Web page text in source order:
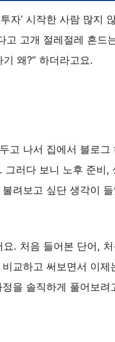
자’ 시작한 사람 많지
고 고개 절레절레 흔드
왜?” 하더라고요.
고 나서 집에서 블로그
러다 보니 노후 준비,
려보고 싶단 생각이
요. 처음 들어본 단어,
교하고 써보면서 이제
을 솔직하게 풀어보려